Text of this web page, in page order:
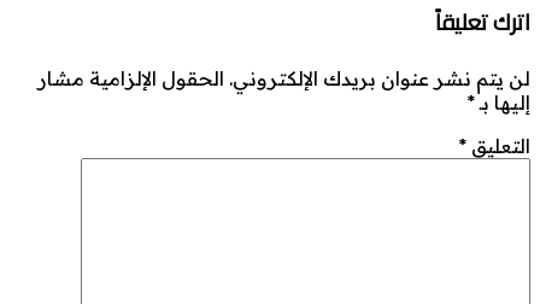
اترك تعليقاً
لن يتم نشر عنوان بريدك الإلكتروني. الحقول الإلزامية مشار
إليها بـ*
التعليق *